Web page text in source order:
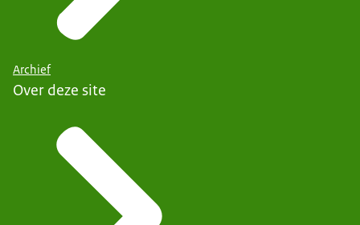
Archief
Over deze site